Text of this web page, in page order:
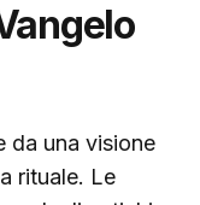
da una visione
rituale. Le